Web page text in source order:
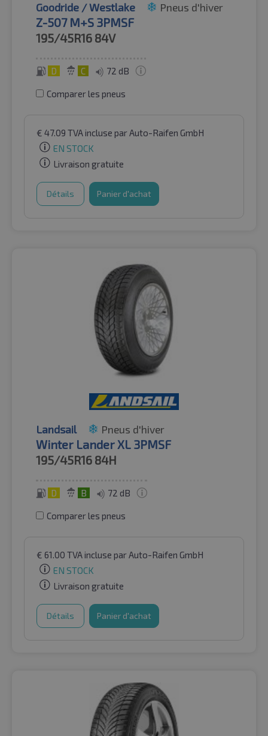
Goodride / Westlake Pneus d'hiver
Z-507 M+S 3PMSF
195/45R16 84V
D C 72 dB
Comparer les pneus
€ 47.09 TVA incluse par Auto-Raifen GmbH
EN STOCK
Livraison gratuite
Détails Panier d'achat
Landsail Pneus d'hiver
Winter Lander XL 3PMSF
195/45R16 84H
D B 72 dB
Comparer les pneus
€ 61.00 TVA incluse par Auto-Raifen GmbH
EN STOCK
Livraison gratuite
Détails Panier d'achat